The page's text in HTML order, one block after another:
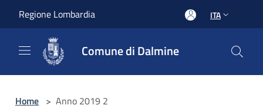
Regione Lombardia ITA
Comune di Dalmine
Home > Anno 2019 2